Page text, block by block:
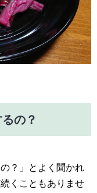
の？
？」とよく聞かれ
くこともありませ